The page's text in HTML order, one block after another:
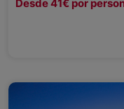
Desde 41€ por